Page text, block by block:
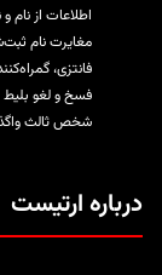
اطلاعات از نام
مغایرت نام
فسخ و لغو بلیط
شخص ثالث
درباره ارتیست